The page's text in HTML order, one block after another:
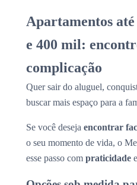
Apartamentos
e 400 mil:
complicação
Quer sair do aluguel,
buscar mais espaço para a
Se você deseja encontrar
o seu momento de vida, o
esse passo com praticidade e